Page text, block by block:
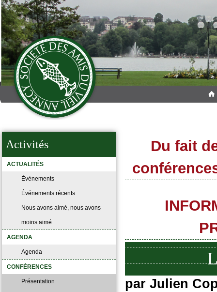
Activités
ACTUALITÉS
Évènements
Événements récents
Nous avons aimé, nous avons
moins aimé
AGENDA
Agenda
CONFÉRENCES
Présentation
Du fait
par Julien